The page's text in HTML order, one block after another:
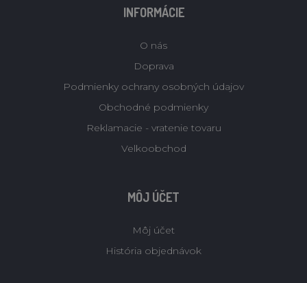
INFORMÁCIE
O nás
Doprava
Podmienky ochrany osobných údajov
Obchodné podmienky
Reklamacie - vratenie tovaru
Velkoobchod
MÔJ ÚČET
Môj účet
História objednávok